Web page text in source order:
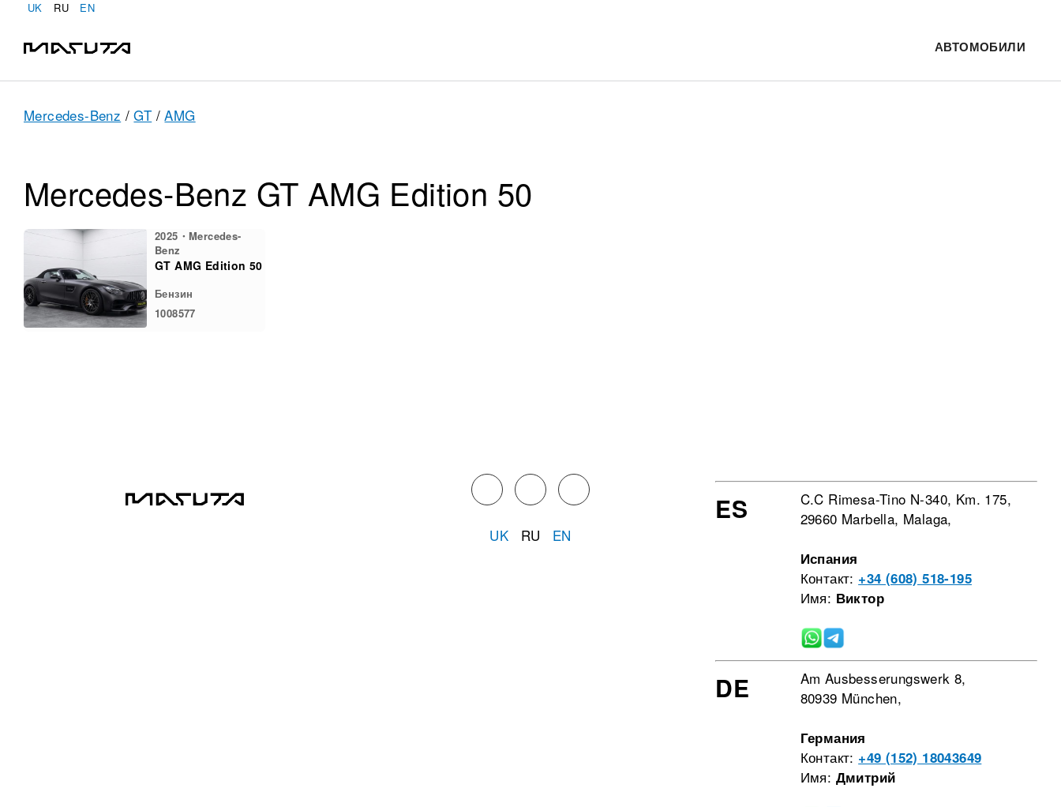
UK RU EN
АВТОМОБИЛИ
Mercedes-Benz / GT / AMG
Mercedes-Benz GT AMG Edition 50
2025・Mercedes-
Benz
GT AMG Edition 50
Бензин
1008577
UK RU EN
ES
C.C Rimesa-Tino N-340, Km. 175,
29660 Marbella, Malaga,
Испания
Контакт: +34 (608) 518-195
Имя: Виктор
DE
Am Ausbesserungswerk 8,
80939 München,
Германия
Контакт: +49 (152) 18043649
Имя: Дмитрий